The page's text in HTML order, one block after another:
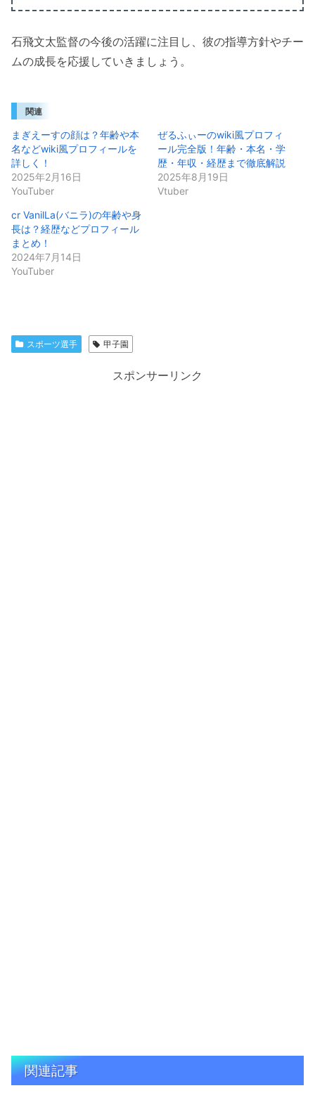
石飛文太監督の今後の活躍に注目し、彼の指導方針やチー
ムの成長を応援していきましょう。
関連
まぎえーすの顔は？年齢や本
名などwiki風プロフィールを
詳しく！
2025年2月16日
YouTuber
ぜるふぃーのwiki風プロフィ
ール完全版！年齢・本名・学
歴・年収・経歴まで徹底解説
2025年8月19日
Vtuber
cr VanilLa(バニラ)の年齢や身
長は？経歴などプロフィール
まとめ！
2024年7月14日
YouTuber
スポーツ選手 甲子園
スポンサーリンク
関連記事